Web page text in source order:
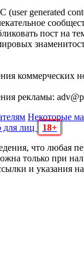
(user generated
пост на
коммерческих
рекламы:
Некоторые
лиц
18+
что любая
только при
и указания